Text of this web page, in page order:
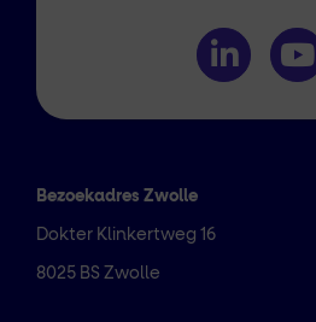
Bezoekadres Zwolle
Dokter Klinkertweg 16
8025 BS Zwolle